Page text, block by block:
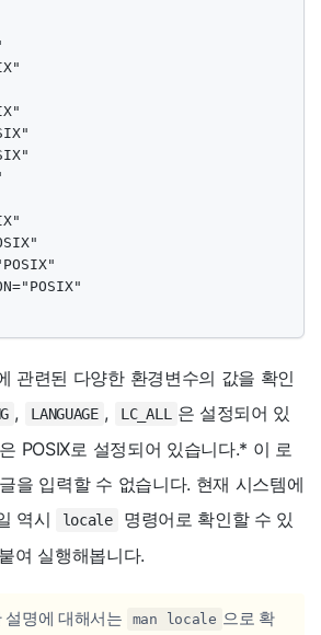
관련된 다양한 환경변수의 값을 확인
, LANGUAGE , LC_ALL
은 설정되어 있
POSIX로 설정되어 있습니다.* 이 로
을 입력할 수 없습니다. 현재 시스템에
역시
locale
명령어로 확인할 수 있
여 실행해봅니다.
설명에 대해서는 man locale 으로 확